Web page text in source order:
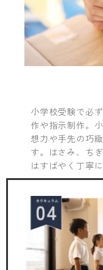
小学校受験で必
作や指示制作。
想力や手先の巧
す。 はさみ、ち
はすばやく丁寧